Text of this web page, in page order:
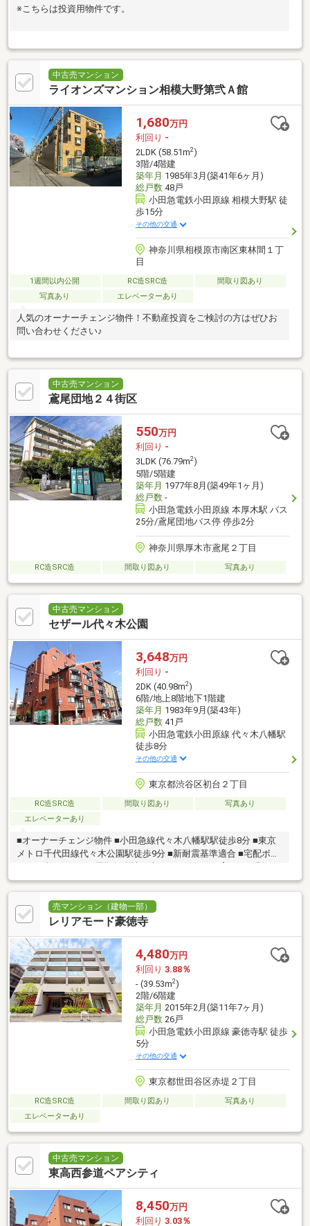
※こちらは投資用物件です。
中古売マンション
ライオンズマンション相模大野第弐Ａ館
1,680万円
利回り -
2LDK (58.51m2)
3階/4階建
築年月 1985年3月(築41年6ヶ月)
総戸数48戸
小田急電鉄小田原線 相模大野駅 徒
歩15分
その他の交通
神奈川県相模原市南区東林間１丁
目
1週間以内公開 RC造SRC造
間取り図あり
写真あり
エレベーターあり
人気のオーナーチェンジ物件！不動産投資をご検討の方はぜひお
問い合わせください♪
中古売マンション
鳶尾団地２４街区
550万円
利回り -
3LDK (76.79m2)
5階/5階建
築年月 1977年8月(築49年1ヶ月)
総戸数-
小田急電鉄小田原線 本厚木駅 バス
25分/鳶尾団地バス停 停歩2分
神奈川県厚木市鳶尾２丁目
RC造SRC造 間取り図あり 写真あり
中古売マンション
セザール代々木公園
3,648万円
利回り -
2DK (40.98m2)
6階/地上8階地下1階建
築年月 1983年9月(築43年)
総戸数41戸
小田急電鉄小田原線 代々木八幡駅
徒歩8分
その他の交通
東京都渋谷区初台２丁目
RC造SRC造 間取り図あり
写真あり
エレベーターあり
■オーナーチェンジ物件 ■小田急線代々木八幡駅駅徒歩8分 ■東京
メトロ千代田線代々木公園駅徒歩9分 ■新耐震基準適合 ■宅配ボッ
り）
売マンション（建物一部）
レリアモード豪徳寺
4,480万円
利回り 3.88％
- (39.53m2)
2階/6階建
築年月 2015年2月(築11年7ヶ月)
総戸数26戸
小田急電鉄小田原線 豪徳寺駅 徒歩
5分
その他の交通
東京都世田谷区赤堤２丁目
RC造SRC造 間取り図あり
写真あり
エレベーターあり
中古売マンション
東高西参道ペアシティ
8,450万円
利回り 3.03％